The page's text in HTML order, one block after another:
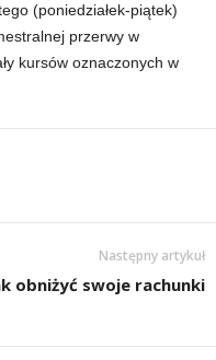
(poniedziałek-piątek)
przerwy w
kursów oznaczonych w
Następny artykuł
obniżyć swoje rachunki